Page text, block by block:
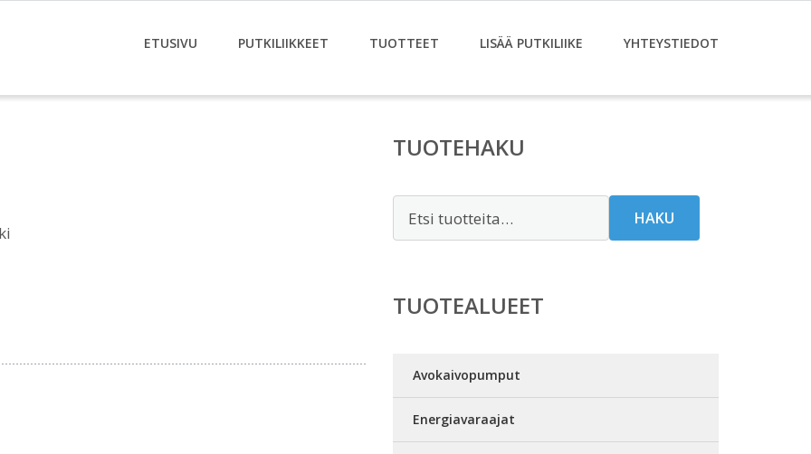
ETUSIVU PUTKILIIKKEET TUOTTEET LISÄÄ PUTKILIIKE YHTEYSTIEDOT
TUOTEHAKU
HAKU
TUOTEALUEET
Avokaivopumput
Energiavaraajat